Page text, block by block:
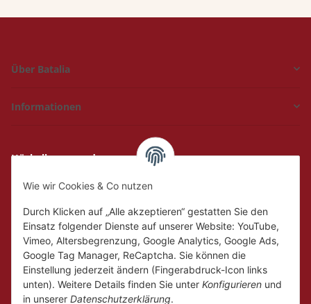
Wie wir Cookies & Co nutzen
Durch Klicken auf „Alle akzeptieren“ gestatten Sie den
Einsatz folgender Dienste auf unserer Website: YouTube,
Vimeo, Altersbegrenzung, Google Analytics, Google Ads,
Google Tag Manager, ReCaptcha. Sie können die
Einstellung jederzeit ändern (Fingerabdruck-Icon links
unten). Weitere Details finden Sie unter Konfigurieren und
in unserer Datenschutzerklärung.
Über Batalia
Informationen
Hückelhoven und
Mo.
Ruhetag
Di. - Fr.
10:00 - 18:00
10:00 - 14:00